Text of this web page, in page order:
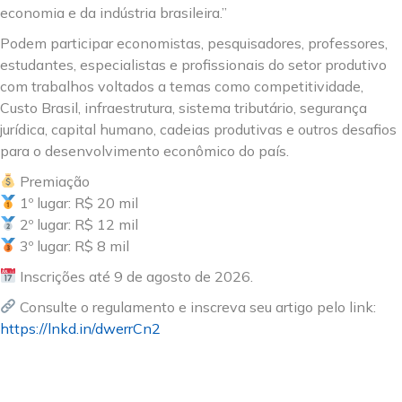
economia e da indústria brasileira.”
Podem participar economistas, pesquisadores, professores,
estudantes, especialistas e profissionais do setor produtivo
com trabalhos voltados a temas como competitividade,
Custo Brasil, infraestrutura, sistema tributário, segurança
jurídica, capital humano, cadeias produtivas e outros desafios
para o desenvolvimento econômico do país.
Premiação
1º lugar: R$ 20 mil
2º lugar: R$ 12 mil
3º lugar: R$ 8 mil
Inscrições até 9 de agosto de 2026.
Consulte o regulamento e inscreva seu artigo pelo link:
https://lnkd.in/dwerrCn2